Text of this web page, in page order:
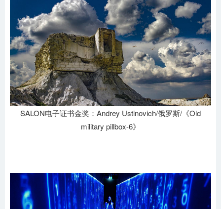
SALON电子证书金奖：Andrey Ustinovich/俄罗斯/《Old
military pillbox-6》